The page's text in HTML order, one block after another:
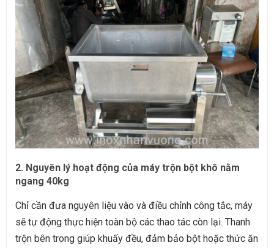
2. Nguyên lý hoạt động của máy trộn bột khô nằm
ngang 40kg
Chỉ cần đưa nguyên liệu vào và điều chỉnh công tắc, máy
sẽ tự động thực hiện toàn bộ các thao tác còn lại. Thanh
trộn bên trong giúp khuấy đều, đảm bảo bột hoặc thức ăn